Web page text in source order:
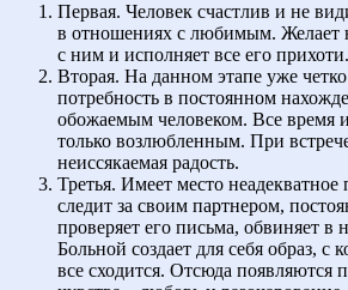
Первая. Человек счастлив и не
в отношениях с любимым. Желает
с ним и исполняет все его прихоти.
Вторая. На данном этапе уже
потребность в постоянном
обожаемым человеком. Все время
только возлюбленным. При
неиссякаемая радость.
Третья. Имеет место
следит за своим партнером,
проверяет его письма, обвиняет в
Больной создает для себя образ, с
все сходится. Отсюда появляются